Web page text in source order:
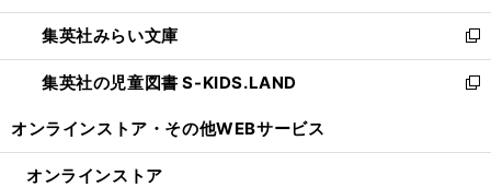
開
く
ウ
で
開
く
ン
ド
ウ
で
ウ
ィ
ン
ド
開
集英社みらい文庫
新
し
い
ン
集英社の児童図書 S-KIDS.LAND
新
ウ
オンラインストア・ その他WEBサービス
オンラインストア